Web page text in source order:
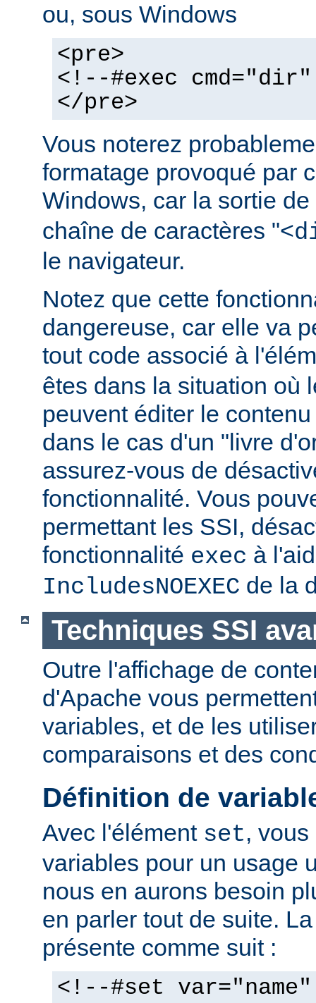
ou, sous Windows
<pre>
<!--#exec
</pre>
Vous noterez
formatage provoqué par
Windows, car la sortie de
chaîne de caractères "<
le navigateur.
Notez que cette
dangereuse, car elle va
tout code associé à
êtes dans la situation où
peuvent éditer le
dans le cas d'un "livre
assurez-vous de
fonctionnalité. Vous
permettant les SSI,
fonctionnalité exec à
IncludesNOEXEC de la
Techniques SSI
Outre l'affichage de
d'Apache vous
variables, et de les
comparaisons et des
Définition de
Avec l'élément set,
variables pour un usage
nous en aurons besoin
en parler tout de suite.
présente comme suit :
<!--#set